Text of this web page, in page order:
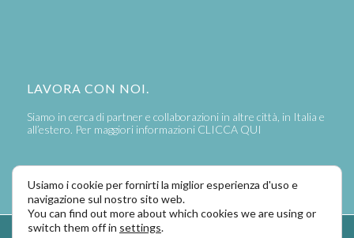
LAVORA CON NOI.
Siamo in cerca di partner e collaborazioni in altre città, in Italia e
all’estero. Per maggiori informazioni CLICCA QUI
Usiamo i cookie per fornirti la miglior esperienza d'uso e
navigazione sul nostro sito web.
You can find out more about which cookies we are using or
switch them off in settings.